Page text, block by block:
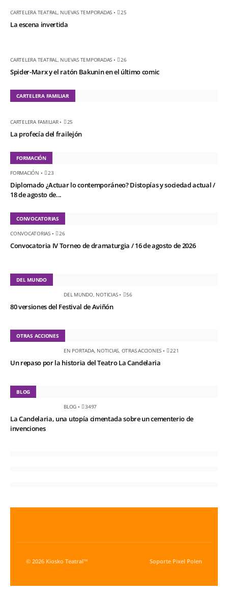
CARTELERA TEATRAL NUEVAS TEMPORADAS • 25
La escena invertida
CARTELERA TEATRAL NUEVAS TEMPORADAS • 26
Spider-Marx y el ratón Bakunin en el último comic
CARTELERA FAMILIAR
CARTELERA FAMILIAR• 25
La profecía del frailejón
FORMACIÓN
FORMACIÓN • 23
Diplomado ¿Actuar lo contemporáneo? Distopías y sociedad actual /
18 de agosto de...
CONVOCATORIAS
CONVOCATORIAS• 26
Convocatoria IV Torneo de dramaturgia / 16 de agosto de 2026
DEL MUNDO
DEL MUNDO, NOTICIAS• 56
80 versiones del Festival de Aviñón
OTRAS ACCIONES
EN PORTADA, NOTICIAS OTRAS ACCIONES • 221
Un repaso por la historia del Teatro La Candelaria
BLOG
BLOG • 3497
La Candelaria, una utopía cimentada sobre un cementerio de
invenciones
© 2026 Kiosko Teatral™ Soporte Pixel Polen